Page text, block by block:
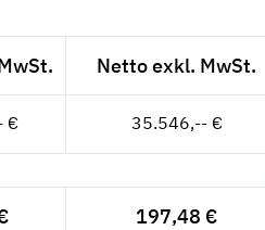
Netto exkl. MwSt.
€ 35.546,-- €
197,48 €